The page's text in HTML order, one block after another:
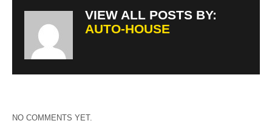
VIEW ALL POSTS BY:
AUTO-HOUSE
NO COMMENTS YET.